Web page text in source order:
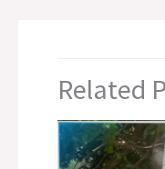
Related